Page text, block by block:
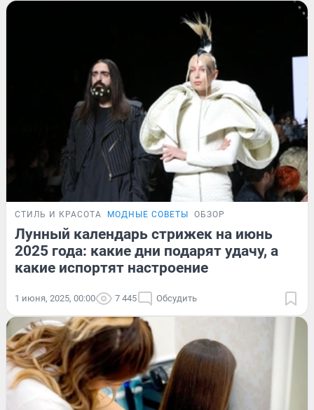
СТИЛЬ И КРАСОТА МОДНЫЕ СОВЕТЫ ОБЗОР
Лунный календарь стрижек на июнь
2025 года: какие дни подарят удачу, а
какие испортят настроение
1 июня, 2025, 00:00 7 445 Обсудить